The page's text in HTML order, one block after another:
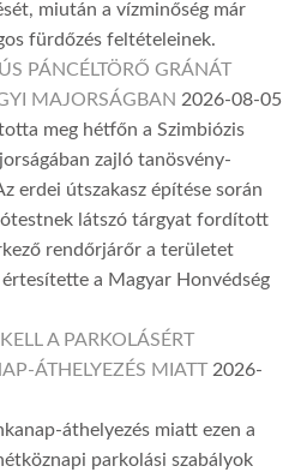
miután a vízminőség már
fürdőzés feltételeinek.
PÁNCÉLTÖRŐ GRÁNÁT
MAJORSÁGBAN 2026-08-05
meg hétfőn a Szimbiózis
zajló tanösvény-
erdei útszakasz építése során
látszó tárgyat fordított
rendőrjárőr a területet
a Magyar Honvédség
A PARKOLÁSÉRT
ÁTHELYEZÉS MIATT 2026-
áthelyezés miatt ezen a
parkolási szabályok